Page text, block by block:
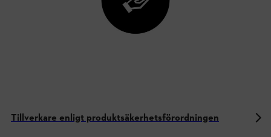
Tillverkare enligt produktsäkerhetsförordningen